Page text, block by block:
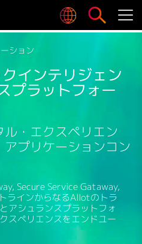
ション
インテリジェン
プラットフォー
・エクスペリエン
プリケーションコン
Secure Service Gataway,
ラインからなるAllotのトラ
アシュランスプラットフォ
スペリエンスをエンドユー